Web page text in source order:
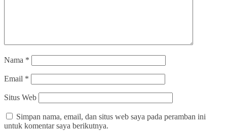
Nama *
Email *
Situs Web
Simpan nama, email, dan situs web saya pada peramban ini
untuk komentar saya berikutnya.